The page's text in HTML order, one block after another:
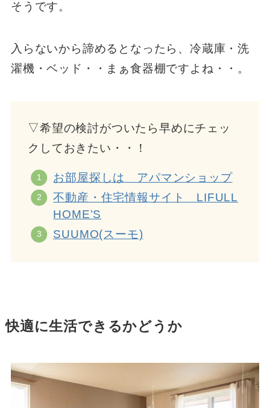
そうです。
入らないから諦めるとなったら、冷蔵庫・洗
濯機・ベッド・・まぁ食器棚ですよね・・。
▽希望の検討がついたら早めにチェッ
クしておきたい・・！
お部屋探しは アパマンショップ
不動産・住宅情報サイト LIFULL
HOME’S
SUUMO(スーモ)
快適に生活できるかどうか